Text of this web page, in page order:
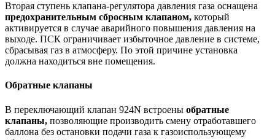
Вторая ступень клапана-регулятора давления газа оснащена
предохранительным сбросным клапаном, который
активируется в случае аварийного повышения давления на
выходе. ПСК ограничивает избыточное давление в системе,
сбрасывая газ в атмосферу. По этой причине установка
должна находиться вне помещения.
Обратные клапаны
В переключающий клапан 924N встроены обратные
клапаны, позволяющие производить смену отработавшего
баллона без остановки подачи газа к газоиспользующему